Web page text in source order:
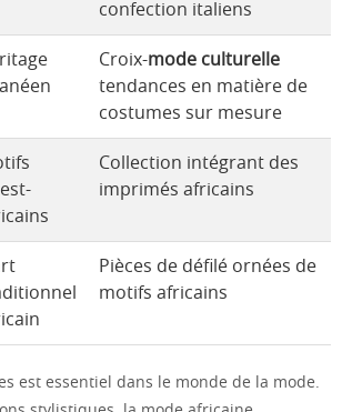
confection italiens
Croix-mode culturelle
tendances en matière de
costumes sur mesure
Collection intégrant des
imprimés africains
Pièces de défilé ornées de
motifs africains
est essentiel dans le monde de la mode.